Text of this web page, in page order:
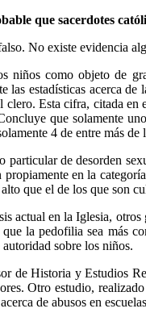
que sacerdotes
No existe evidencia
niños como objeto de
las estadísticas acerca
clero. Esta cifra, citada
que solamente
4 de entre más
particular de desorden
en la
que el de los que son
actual en la Iglesia,
la pedofilia sea más
sobre los niños.
de Historia y Estudios
Otro estudio,
de abusos en